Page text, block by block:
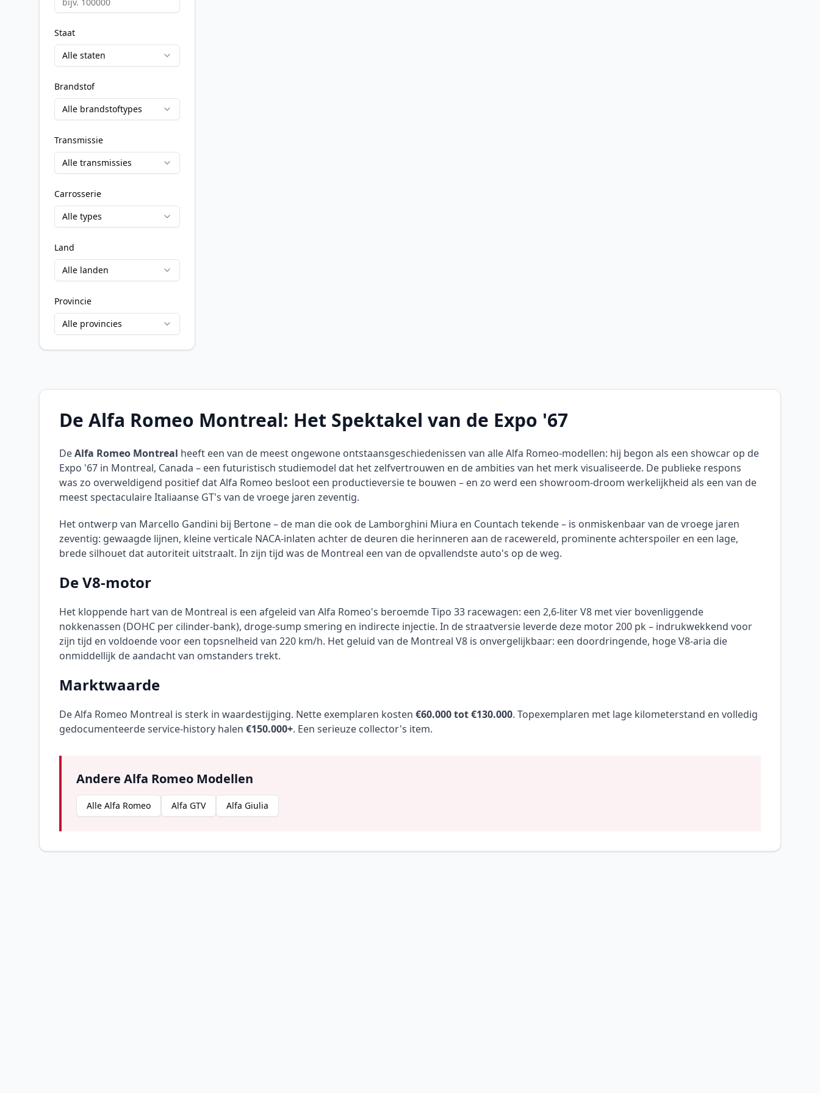
Staat
Alle staten
Brandstof
Alle brandstoftypes
Transmissie
Alle transmissies
Carrosserie
Alle types
Land
Alle landen
Provincie
Alle provincies
De Alfa Romeo Montreal: Het Spektakel van de Expo '67
DeAlfa Romeo Montreal heeft een van de meest ongewone ontstaansgeschiedenissen van alle Alfa Romeo-modellen: hij begon als een showcar op de
Expo '67 in Montreal, Canada – een futuristisch studiemodel dat het zelfvertrouwen en de ambities van het merk visualiseerde. De publieke respons
was zo overweldigend positief dat Alfa Romeo besloot een productieversie te bouwen – en zo werd een showroom-droom werkelijkheid als een van de
meest spectaculaire Italiaanse GT's van de vroege jaren zeventig.
Het ontwerp van Marcello Gandini bij Bertone – de man die ook de Lamborghini Miura en Countach tekende – is onmiskenbaar van de vroege jaren
zeventig: gewaagde lijnen, kleine verticale NACA-inlaten achter de deuren die herinneren aan de racewereld, prominente achterspoiler en een lage,
brede silhouet dat autoriteit uitstraalt. In zijn tijd was de Montreal een van de opvallendste auto's op de weg.
De V8-motor
Het kloppende hart van de Montreal is een afgeleid van Alfa Romeo's beroemde Tipo 33 racewagen: een 2,6-liter V8 met vier bovenliggende
nokkenassen (DOHC per cilinder-bank), droge-sump smering en indirecte injectie. In de straatversie leverde deze motor 200 pk – indrukwekkend voor
zijn tijd en voldoende voor een topsnelheid van 220 km/h. Het geluid van de Montreal V8 is onvergelijkbaar: een doordringende, hoge V8-aria die
onmiddellijk de aandacht van omstanders trekt.
Marktwaarde
De Alfa Romeo Montreal is sterk in waardestijging. Nette exemplaren kosten €60.000 tot €130.000. Topexemplaren met lage kilometerstand en volledig
gedocumenteerde service-history halen €150.000+. Een serieuze collector's item.
Andere Alfa Romeo Modellen
Alle Alfa Romeo Alfa GTV Alfa Giulia